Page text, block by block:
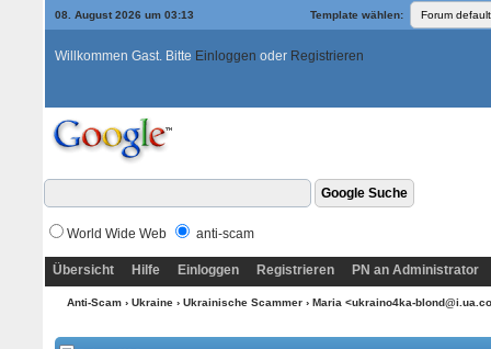
08. August 2026 um 03:13 Template wählen:
Willkommen Gast. Bitte Einloggen oder Registrieren
World Wide Web anti-scam
Übersicht Hilfe Einloggen Registrieren PN an Administrator
Anti-Scam› Ukraine› Ukrainische Scammer› Maria <ukraino4ka-